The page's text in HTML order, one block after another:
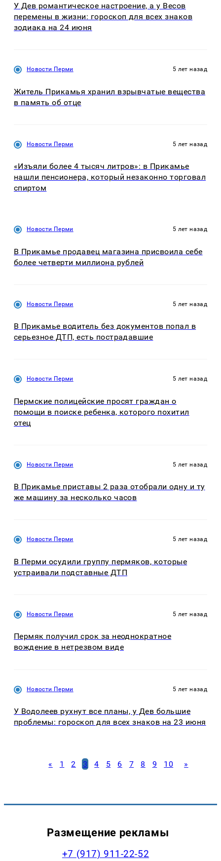
У Дев романтическое настроение, а у Весов
перемены в жизни: гороскоп для всех знаков
зодиака на 24 июня
Новости Перми 5 лет назад
Житель Прикамья хранил взрывчатые вещества
в память об отце
Новости Перми 5 лет назад
«Изъяли более 4 тысяч литров»: в Прикамье
нашли пенсионера, который незаконно торговал
спиртом
Новости Перми 5 лет назад
В Прикамье продавец магазина присвоила себе
более четверти миллиона рублей
Новости Перми 5 лет назад
В Прикамье водитель без документов попал в
серьезное ДТП, есть пострадавшие
Новости Перми 5 лет назад
Пермские полицейские просят граждан о
помощи в поиске ребенка, которого похитил
отец
Новости Перми 5 лет назад
В Прикамье приставы 2 раза отобрали одну и ту
же машину за несколько часов
Новости Перми 5 лет назад
В Перми осудили группу пермяков, которые
устраивали подставные ДТП
Новости Перми 5 лет назад
Пермяк получил срок за неоднократное
вождение в нетрезвом виде
Новости Перми 5 лет назад
У Водолеев рухнут все планы, у Дев большие
проблемы: гороскоп для всех знаков на 23 июня
« 1 2 3 4 5 6 7 8 9 10 »
Размещение рекламы
+7 (917) 911-22-52